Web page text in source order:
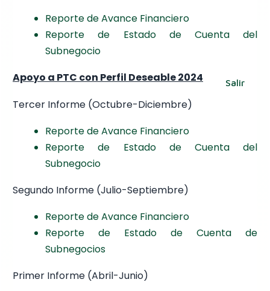
Reporte de Avance Financiero
Reporte de Estado de Cuenta del
Subnegocio
Apoyo a PTC con Perfil Deseable 2024
Salir
Tercer Informe (Octubre-Diciembre)
Reporte de Avance Financiero
Reporte de Estado de Cuenta del
Subnegocio
Segundo Informe (Julio-Septiembre)
Reporte de Avance Financiero
Reporte de Estado de Cuenta de
Subnegocios
Primer Informe (Abril-Junio)